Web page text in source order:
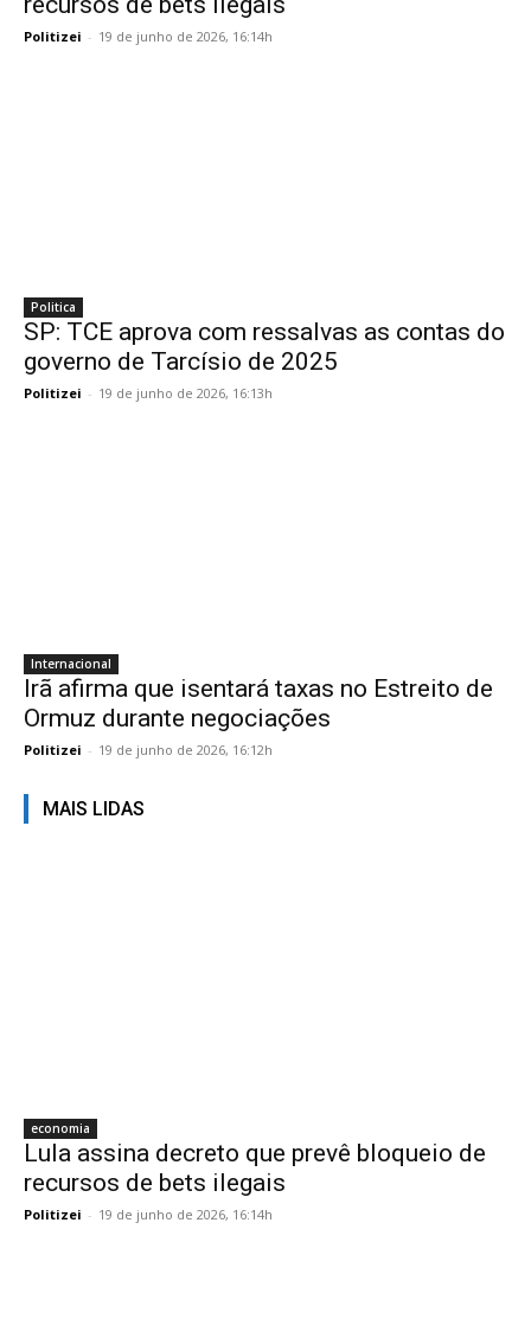
Politizei - 19 de junho de 2026, 16:14h
Politica
SP: TCE aprova com ressalvas as contas do
governo de Tarcísio de 2025
Politizei - 19 de junho de 2026, 16:13h
Internacional
Irã afirma que isentará taxas no Estreito de
Ormuz durante negociações
Politizei - 19 de junho de 2026, 16:12h
MAIS LIDAS
economia
Lula assina decreto que prevê bloqueio de
recursos de bets ilegais
Politizei - 19 de junho de 2026, 16:14h